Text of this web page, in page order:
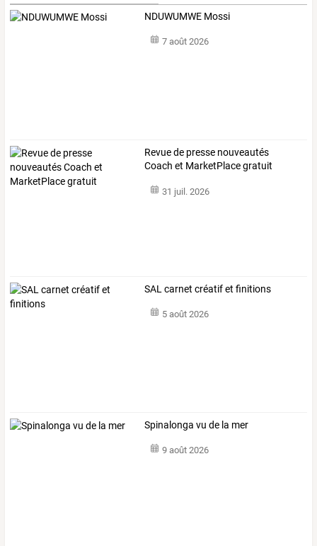
NDUWUMWE Mossi
7 août 2026
Revue de presse nouveautés
Coach et MarketPlace gratuit
31 juil. 2026
SAL carnet créatif et finitions
5 août 2026
Spinalonga vu de la mer
9 août 2026